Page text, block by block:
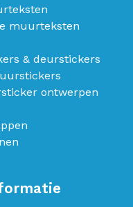
muurteksten
& deurstickers
ontwerpen